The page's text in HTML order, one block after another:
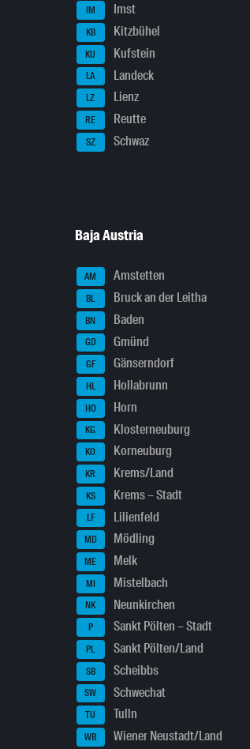
IM Imst
KB Kitzbühel
KU Kufstein
LA Landeck
LZ Lienz
RE Reutte
SZ Schwaz
Baja Austria
AM Amstetten
BL Bruck an der Leitha
BN Baden
GD Gmünd
GF Gänserndorf
HL Hollabrunn
HO Horn
KG Klosterneuburg
KO Korneuburg
KR Krems/Land
KS Krems – Stadt
LF Lilienfeld
MD Mödling
ME Melk
MI Mistelbach
NK Neunkirchen
P Sankt Pölten – Stadt
PL Sankt Pölten/Land
SB Scheibbs
SW Schwechat
TU Tulln
WB Wiener Neustadt/Land